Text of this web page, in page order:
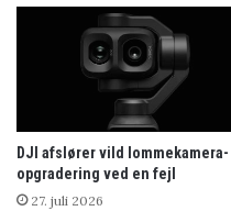
DJI afslører vild lommekamera-
opgradering ved en fejl
27. juli 2026